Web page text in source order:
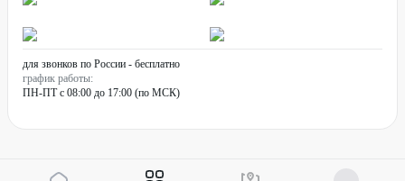
для звонков по России - бесплатно
график работы:
ПН-ПТ с 08:00 до 17:00 (по МСК)